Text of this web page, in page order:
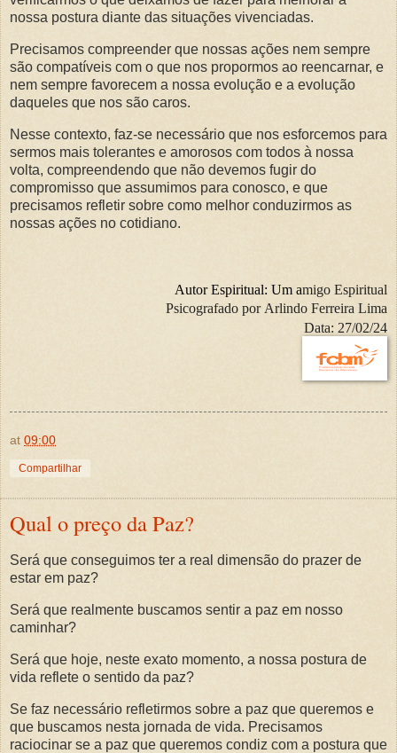
nossa postura diante das situações vivenciadas.
Precisamos compreender que nossas ações nem sempre
são compatíveis com o que nos propormos ao reencarnar, e
nem sempre favorecem a nossa evolução e a evolução
daqueles que nos são caros.
Nesse contexto, faz-se necessário que nos esforcemos para
sermos mais tolerantes e amorosos com todos à nossa
volta, compreendendo que não devemos fugir do
compromisso que assumimos para conosco, e que
precisamos refletir sobre como melhor conduzirmos as
nossas ações no cotidiano.
Autor Espiritual: Um amigo Espiritual
Psicografado porArlindo Ferreira Lima
Data: 27/02/24
at 09:00
Compartilhar
Qual o preço da Paz?
Será que conseguimos ter a real dimensão do prazer de
estar em paz?
Será que realmente buscamos sentir a paz em nosso
caminhar?
Será que hoje, neste exato momento, a nossa postura de
vida reflete o sentido da paz?
Se faz necessário refletirmos sobre a paz que queremos e
que buscamos nesta jornada de vida. Precisamos
raciocinar se a paz que queremos condiz com a postura que